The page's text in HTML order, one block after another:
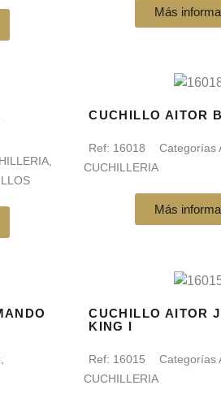
Más
,
CUCHILLO AITOR
Ref: 16018 Categorías
CUCHILLERIA
Más
CUCHILLO AITOR
KING I
Ref: 16015 Categorías
CUCHILLERIA